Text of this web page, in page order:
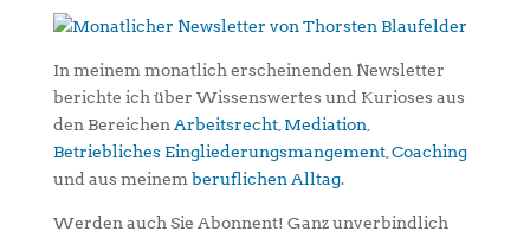
In meinem monatlich erscheinenden Newsletter
berichte ich über Wissenswertes und Kurioses aus
den Bereichen Arbeitsrecht, Mediation
Betriebliches Eingliederungsmangement, Coaching
und aus meinem beruflichen Alltag.
Werden auch Sie Abonnent! Ganz unverbindlich